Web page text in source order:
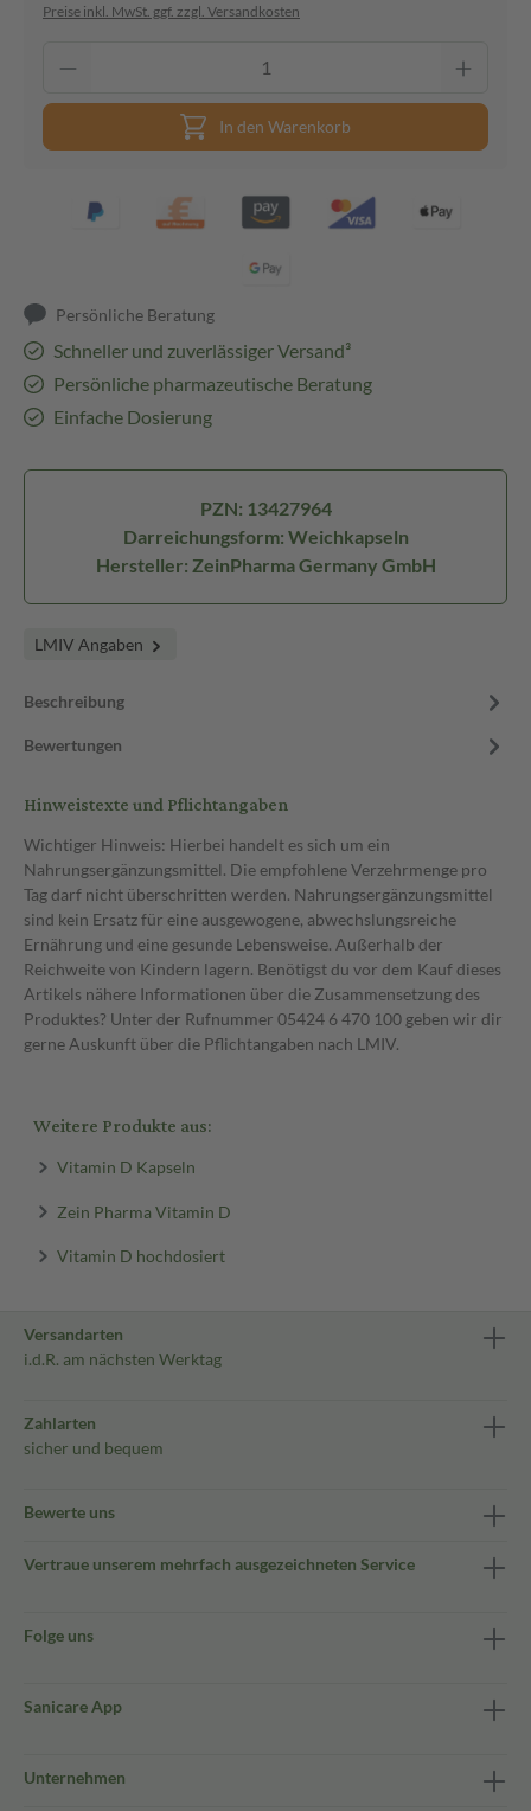
Preise inkl. MwSt. ggf. zzgl. Versandkosten
In den Warenkorb
Persönliche Beratung
Schneller und zuverlässiger Versand³
Persönliche pharmazeutische Beratung
Einfache Dosierung
PZN: 13427964
Darreichungsform: Weichkapseln
Hersteller: ZeinPharma Germany GmbH
LMIV Angaben
Beschreibung
Bewertungen
Hinweistexte und Pflichtangaben
Wichtiger Hinweis: Hierbei handelt es sich um ein
Nahrungsergänzungsmittel. Die empfohlene Verzehrmenge pro
Tag darf nicht überschritten werden. Nahrungsergänzungsmittel
sind kein Ersatz für eine ausgewogene, abwechslungsreiche
Ernährung und eine gesunde Lebensweise. Außerhalb der
Reichweite von Kindern lagern. Benötigst du vor dem Kauf dieses
Artikels nähere Informationen über die Zusammensetzung des
Produktes? Unter der Rufnummer 05424 6 470 100 geben wir dir
gerne Auskunft über die Pflichtangaben nach LMIV.
Weitere Produkte aus:
Vitamin D Kapseln
Zein Pharma Vitamin D
Vitamin D hochdosiert
Versandarten
i.d.R. am nächsten Werktag
Zahlarten
sicher und bequem
Bewerte uns
Vertraue unserem mehrfach ausgezeichneten Service
Folge uns
Sanicare App
Unternehmen